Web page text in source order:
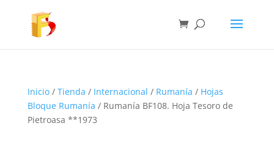
Inicio/ Tienda / Internacional / Rumanía / Hojas
Bloque Rumanía / Rumanía BF108. Hoja Tesoro de
Pietroasa **1973